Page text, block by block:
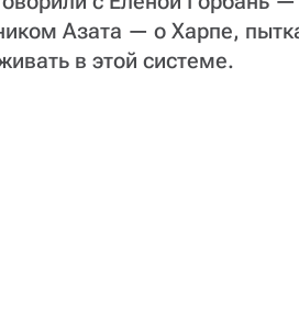
Азата — о Харпе,
в этой системе.